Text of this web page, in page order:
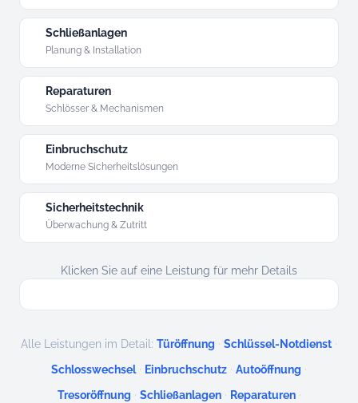
Schließanlagen
Planung & Installation
Reparaturen
Schlösser & Mechanismen
Einbruchschutz
Moderne Sicherheitslösungen
Sicherheitstechnik
Überwachung & Zutritt
Klicken Sie auf eine Leistung für mehr Details
Alle Leistungen im Detail: Türöffnung · Schlüssel-Notdienst ·
Schlosswechsel · Einbruchschutz · Autoöffnung ·
Tresoröffnung · Schließanlagen · Reparaturen ·